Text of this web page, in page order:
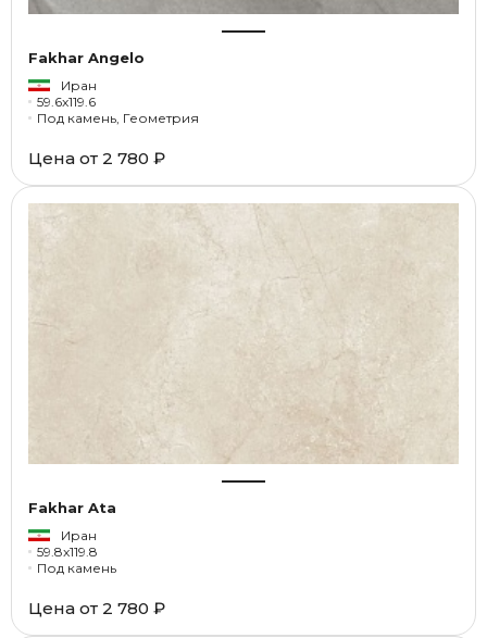
Fakhar Angelo
Иран
59.6x119.6
Под камень, Геометрия
Цена от 2 780 ₽
Fakhar Ata
Иран
59.8x119.8
Под камень
Цена от 2 780 ₽